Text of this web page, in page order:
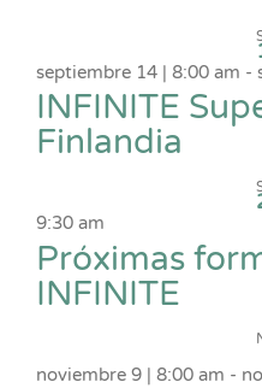
septiembre 14 | 8:00 am -
INFINITE
Finlandia
9:30 am
Próximas
INFINITE
noviembre 9 | 8:00 am -